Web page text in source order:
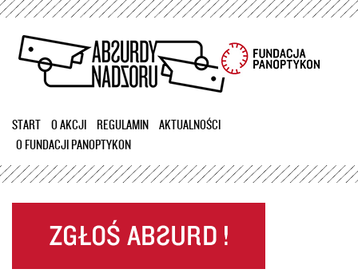
Przejdź
treści
START O AKCJI REGULAMIN
AKTUALNOŚCI
O FUNDACJI PANOPTYKON